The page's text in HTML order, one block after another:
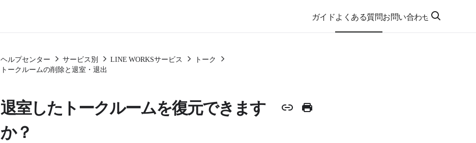
ガイドよくある質問お問い合わせ
ヘルプセンター サービス別 LINE WORKSサービス
トーク
トークルームの削除と退室・退出
退室したトークルームを復元できます
か？